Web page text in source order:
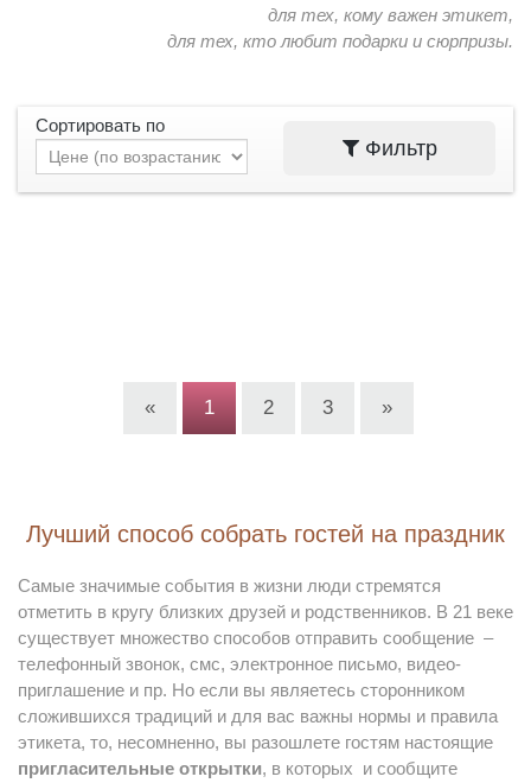
для тех, кому важен этикет,
для тех, кто любит подарки и сюрпризы.
Сортировать по
Фильтр
« 1 2 3 »
Лучший способ собрать гостей на праздник
Самые значимые события в жизни люди стремятся
отметить в кругу близких друзей и родственников. В 21 веке
существует множество способов отправить сообщение –
телефонный звонок, смс, электронное письмо, видео-
приглашение и пр. Но если вы являетесь сторонником
сложившихся традиций и для вас важны нормы и правила
этикета, то, несомненно, вы разошлете гостям настоящие
пригласительные открытки, в которых и сообщите